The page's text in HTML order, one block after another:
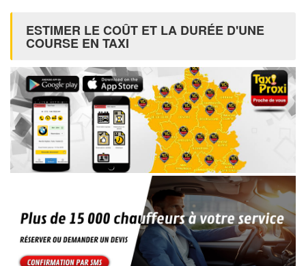
ESTIMER LE COÛT ET LA DURÉE D'UNE
COURSE EN TAXI